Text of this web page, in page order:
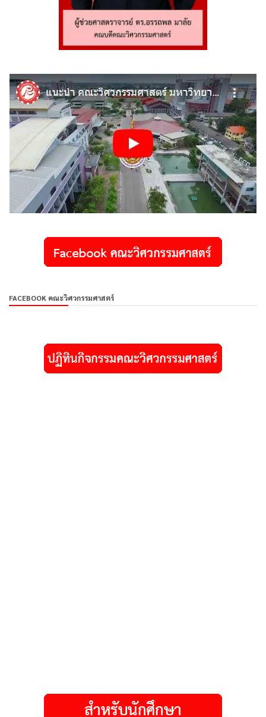
FACEBOOK คณะวิศวกรรมศาสตร์